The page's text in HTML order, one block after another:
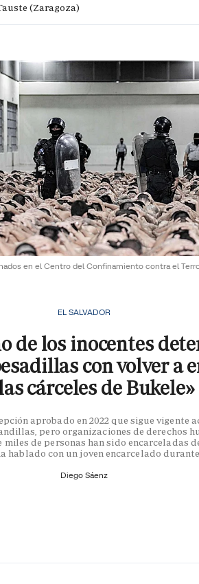
SOCIEDADCULTURA
(Zaragoza)
en el Centro del Confinamiento contra el
EL SALVADOR
de los inocentes
con volver a
cárceles de Bukele»
aprobado en 2022 que sigue vigente
pero organizaciones de derechos
miles de personas han sido encarceladas
hablado con un joven encarcelado
Diego Sáenz